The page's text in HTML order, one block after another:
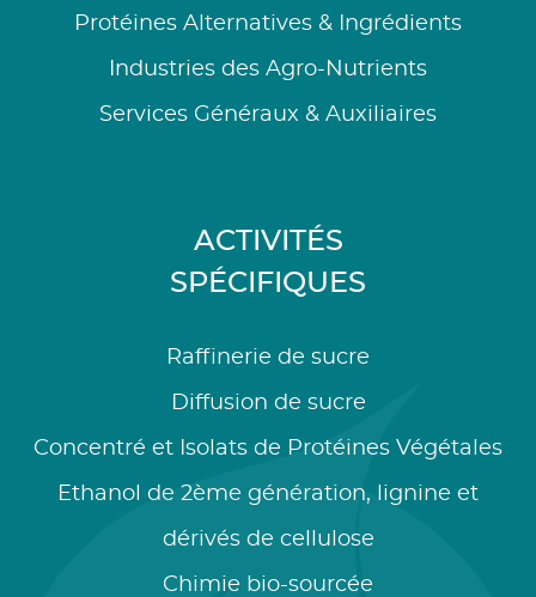
Protéines Alternatives & Ingrédients
Industries des Agro-Nutrients
Services Généraux & Auxiliaires
ACTIVITÉS
SPÉCIFIQUES
Raffinerie de sucre
Diffusion de sucre
Concentré et Isolats de Protéines Végétales
Ethanol de 2ème génération, lignine et
dérivés de cellulose
Chimie bio-sourcée